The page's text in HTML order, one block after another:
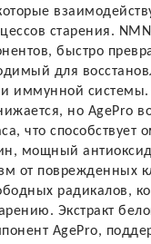
старения.
быстро
для
иммунной системы.
но AgePro
что способствует
мощный
от поврежденных
радикалов,
Экстракт
AgePro,